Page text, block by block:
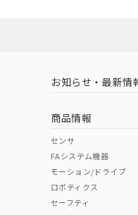
中国 RoHS 注意事
中国 RoHS表
Pb Hg
お知らせ・最新情
商品情報
センサ
FAシステム機器
モーション/ドライブ
ロボティクス
セーフティ